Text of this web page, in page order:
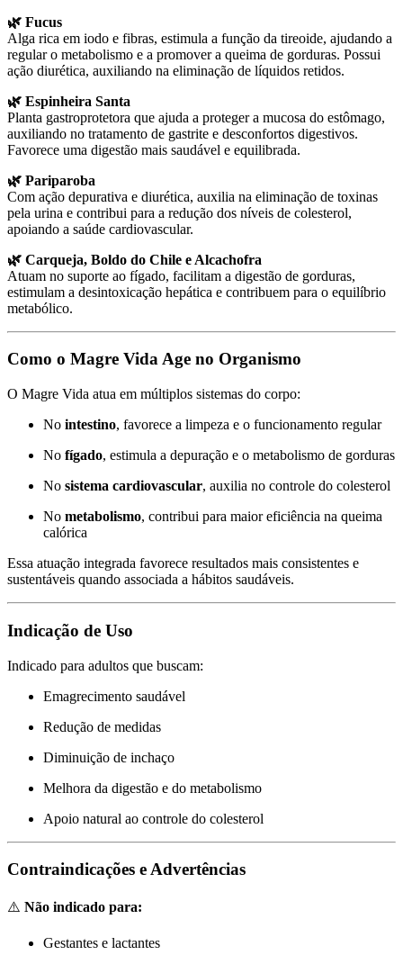
🌿 Fucus
Alga rica em iodo e fibras, estimula a função da tireoide, ajudando a
regular o metabolismo e a promover a queima de gorduras. Possui
ação diurética, auxiliando na eliminação de líquidos retidos.
🌿 Espinheira Santa
Planta gastroprotetora que ajuda a proteger a mucosa do estômago,
auxiliando no tratamento de gastrite e desconfortos digestivos.
Favorece uma digestão mais saudável e equilibrada.
🌿 Pariparoba
Com ação depurativa e diurética, auxilia na eliminação de toxinas
pela urina e contribui para a redução dos níveis de colesterol,
apoiando a saúde cardiovascular.
🌿 Carqueja, Boldo do Chile e Alcachofra
Atuam no suporte ao fígado, facilitam a digestão de gorduras,
estimulam a desintoxicação hepática e contribuem para o equilíbrio
metabólico.
Como o Magre Vida Age no Organismo
O Magre Vida atua em múltiplos sistemas do corpo:
No intestino, favorece a limpeza e o funcionamento regular
No fígado, estimula a depuração e o metabolismo de gorduras
No sistema cardiovascular, auxilia no controle do colesterol
No metabolismo, contribui para maior eficiência na queima
calórica
Essa atuação integrada favorece resultados mais consistentes e
sustentáveis quando associada a hábitos saudáveis.
Indicação de Uso
Indicado para adultos que buscam:
Emagrecimento saudável
Redução de medidas
Diminuição de inchaço
Melhora da digestão e do metabolismo
Apoio natural ao controle do colesterol
Contraindicações e Advertências
⚠️ Não indicado para:
Gestantes e lactantes